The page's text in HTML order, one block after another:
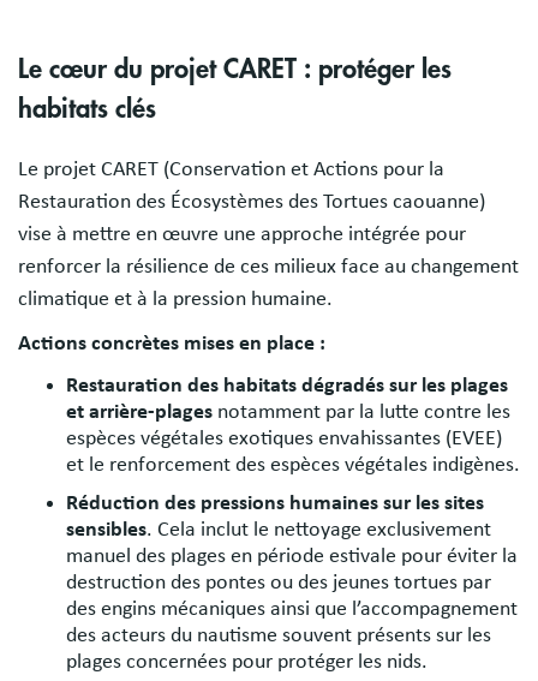
Le cœur du projet CARET : protéger les
habitats clés
Le projet CARET (Conservation et Actions pour la
Restauration des Écosystèmes des Tortues caouanne)
vise à mettre en œuvre une approche intégrée pour
renforcer la résilience de ces milieux face au changement
climatique et à la pression humaine.
Actions concrètes mises en place :
Restauration des habitats dégradés sur les plages
et arrière-plages notamment par la lutte contre les
espèces végétales exotiques envahissantes (EVEE)
et le renforcement des espèces végétales indigènes.
Réduction des pressions humaines sur les sites
sensibles. Cela inclut le nettoyage exclusivement
manuel des plages en période estivale pour éviter la
destruction des pontes ou des jeunes tortues par
des engins mécaniques ainsi que l’accompagnement
des acteurs du nautisme souvent présents sur les
plages concernées pour protéger les nids.